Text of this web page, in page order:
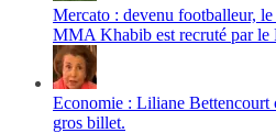
Mercato : devenu footballeur,
MMA Khabib est recruté par le
Economie : Liliane Bettencourt
gros billet.